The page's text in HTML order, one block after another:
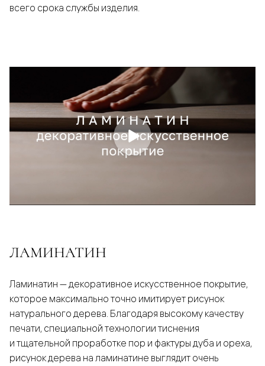
всего срока службы изделия.
ЛАМИНАТИН
Ламинатин — декоративное искусственное покрытие,
которое максимально точно имитирует рисунок
натурального дерева. Благодаря высокому качеству
печати, специальной технологии тиснения
и тщательной проработке пор и фактуры дуба и ореха,
рисунок дерева на ламинатине выглядит очень